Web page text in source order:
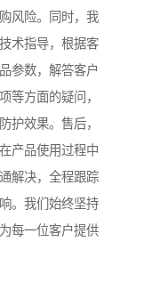
风险。同时，我
术指导，根据客
参数，解答客户
等方面的疑问，
护效果。售后，
产品使用过程中
解决，全程跟踪
。我们始终坚持
每一位客户提供